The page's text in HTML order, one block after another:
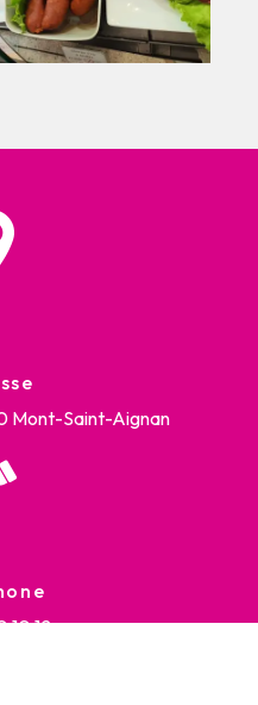
Mont-Saint-Aignan
10 12